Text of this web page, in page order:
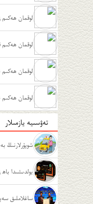
لوقمان ھەكىم
لوقمان ھەكىم
لوقمان ھەكىم
لوقمان ھەكىم
تەۋسىيە يازمىلار
شوپۇرلارنىڭ
يولدىشىدا
ساغلاملىق